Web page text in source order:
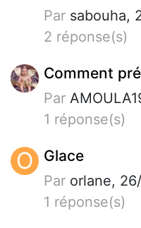
Par sabouha,
2 réponse(s)
Comment
Par
1 réponse(s)
O Glace
Par orlane,
1 réponse(s)